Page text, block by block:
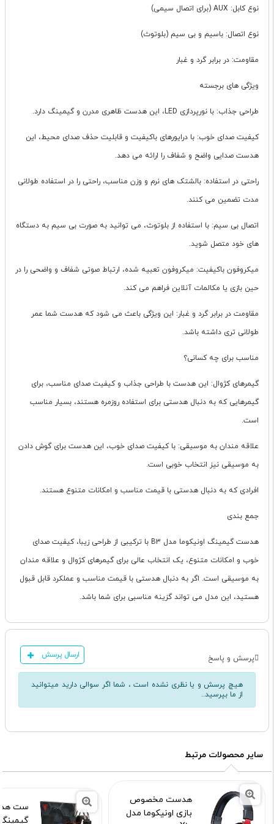
نوع کابل: AUX (برای اتصال سیمی)
نوع اتصال: باسیم و بی سیم (بلوتوث)
مقاومت: در برابر گرد و غبار
ویژگی های برجسته
طراحی جذاب: با نورپردازی LED، این هدست ظاهری مدرن و گیمینگ دارد.
کیفیت صدای خوب: با درایورهای باکیفیت و قابلیت حذف صدای محیط، این
هدست صدایی واضح و شفاف را ارائه می دهد.
راحتی در استفاده: بالشتک های نرم و وزن مناسب، راحتی را در استفاده طولانی
مدت تضمین می کنند.
اتصال بی سیم: با استفاده از بلوتوث، می توانید به صورت بی سیم به دستگاه
های خود متصل شوید.
میکروفون باکیفیت: میکروفون تعبیه شده، ارتباط صوتی شفاف و واضحی را در
حین بازی یا مکالمات آنلاین فراهم می کند.
مقاومت در برابر گرد و غبار: این ویژگی باعث می شود که هدست شما عمر
طولانی تری داشته باشد.
مناسب برای چه کسانی؟
گیمرهای کژوال: این هدست با طراحی جذاب و کیفیت صدای مناسب، برای
گیمرهایی که به دنبال هدستی برای استفاده روزمره هستند، بسیار مناسب
است.
علاقه مندان به موسیقی: با کیفیت صدای خوب، این هدست برای گوش دادن
به موسیقی نیز انتخاب خوبی است.
افرادی که به دنبال هدستی با قیمت مناسب و امکانات متنوع هستند.
جمع بندی
هدست گیمینگ اونیکوما مدل B3 با ترکیبی از طراحی زیبا، کیفیت صدای
خوب و امکانات متنوع، یک انتخاب عالی برای گیمرهای کژوال و علاقه مندان
به موسیقی است. اگر به دنبال هدستی با قیمت مناسب و عملکرد قابل قبول
هستید، این مدل می تواند گزینه مناسبی برای شما باشد.
پرسش و پاسخ ارسال پرسش
هیچ پرسش و یا نظری نشده است ، شما اگر سوالی دارید میتوانید
از ما بپرسید..
سایر محصولات مرتبط
هدست مخصوص
بازی اونیکوما مدل
ست